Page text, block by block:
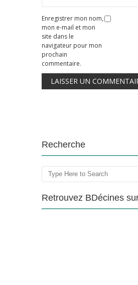
Enregistrer mon nom,
mon e-mail et mon
site dans le
navigateur pour mon
prochain
commentaire.
Recherche
Rechercher
Retrouvez BDécines